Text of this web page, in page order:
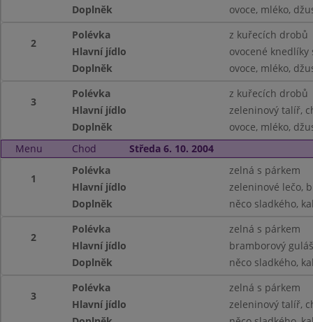
Doplněk
ovoce, mléko,
2
Polévka
z kuřecích drobů
Hlavní jídlo
ovocené knedlíky
Doplněk
ovoce, mléko,
3
Polévka
z kuřecích drobů
Hlavní jídlo
zeleninový talíř,
Doplněk
ovoce, mléko,
Menu
Chod Středa 6. 10. 2004
1
Polévka
zelná s párkem
Hlavní jídlo
zeleninové lečo,
Doplněk
něco sladkého,
2
Polévka
zelná s párkem
Hlavní jídlo
bramborový
Doplněk
něco sladkého,
3
Polévka
zelná s párkem
Hlavní jídlo
zeleninový talíř,